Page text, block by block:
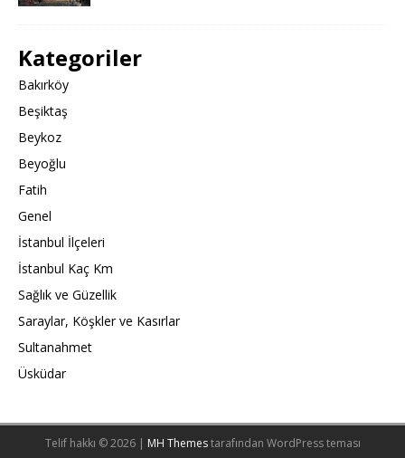
Kategoriler
Bakırköy
Beşiktaş
Beykoz
Beyoğlu
Fatih
Genel
İstanbul İlçeleri
İstanbul Kaç Km
Sağlık ve Güzellik
Saraylar, Köşkler ve Kasırlar
Sultanahmet
Üsküdar
Telif hakkı © 2026 | MH Themestarafından WordPress teması